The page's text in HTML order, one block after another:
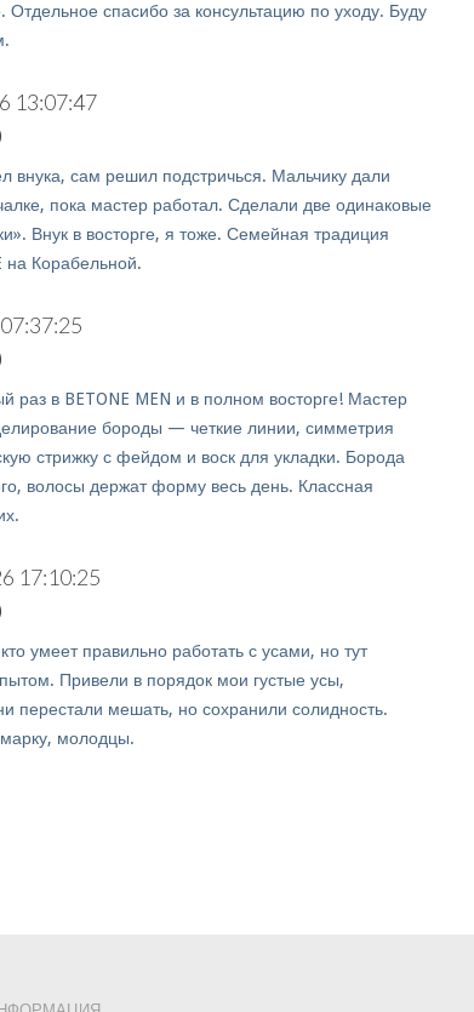
Отдельное спасибо за консультацию по уходу. Буду
13:07:47
внука, сам решил подстричься. Мальчику дали
пока мастер работал. Сделали две одинаковые
Внук в восторге, я тоже. Семейная традиция
на Корабельной.
раз в BETONE MEN и в полном восторге! Мастер
бороды — четкие линии, симметрия
стрижку с фейдом и воск для укладки. Борода
волосы держат форму весь день. Классная
17:10:25
умеет правильно работать с усами, но тут
Привели в порядок мои густые усы,
перестали мешать, но сохранили солидность.
марку, молодцы.